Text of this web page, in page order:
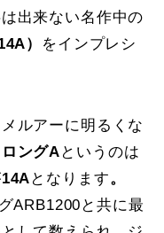
出来ない名作中の
） をインプレシ
ルアーに明るくな
ロングA というのは
14A となります。
ARB1200と共に最